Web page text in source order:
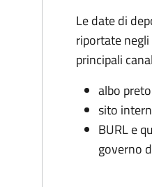
Le date di
riportate
principali
albo
sito
BURL e
governo